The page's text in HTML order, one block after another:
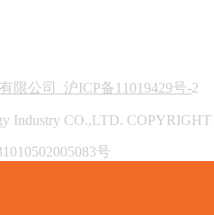
限公司 沪ICP备11019429号-2
Industry CO.,LTD. COPYRIGHT
号